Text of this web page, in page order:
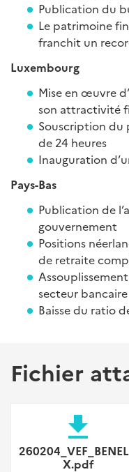
Publication du
Le patrimoine
franchit un
Luxembourg
Mise en œuvre
son attractivité
Souscription du
de 24 heures
Inauguration
Pays-Bas
Publication de
gouvernement
Positions
de retraite
secteur bancaire
Baisse du ratio
Fichier
file_download
X.pdf